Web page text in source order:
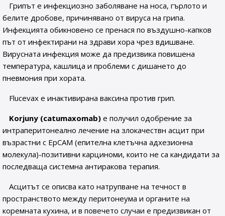
Грипът е инфекциозно заболяване на носа, гърлото и
белите дробове, причинявано от вируса на грипа.
Инфекцията обикновено се пренася по въздушно-капков
път от инфектирани на здрави хора чрез вдишване.
Вирусната инфекция може да предизвика повишена
температура, кашлица и проблеми с дишането до
пневмония при хората.
Flucevax е инактивирана ваксина против грип.
Korjuny (catumaxomab) е получил одобрение за
интраперитонеално лечение на злокачествн асцит при
възрастни с EpCAM (епителна клетъчна адхезионна
молекула)-позитивни карциноми, които не са кандидати за
последваща системна антиракова терапия.
Асцитът се описва като натрупване на течност в
пространството между перитонеума и органите на
коремната кухина, и в повечето случаи е предизвикан от